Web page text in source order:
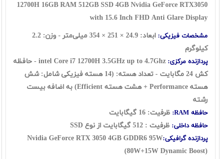
12700H 16GB RAM 512GB SSD 4GB Nvidia GeForce RTX3050
with 15.6 Inch FHD Anti Glare Display
مشخصات فیزیکی:
ابعاد: 24.9 × 251 × 354 میلی‌متر - وزن: 2.2
کیلوگرم
پردازنده مرکزی: intel Core i7 12700H 3.5GHz up to 4.7Ghz - حافظه
کش 24 مگابایت - تعداد هسته: (14 هسته فیزیکی شامل: شش
هسته Performance + هشت هسته Efficient) به اضافه بیست
رشته
حافظه RAM: ظرفیت: 16 گيگابايت
حافظه داخلی: ظرفیت : 512 گیگابایت از نوع SSD
پردازنده گرافیکی: Nvidia GeForce RTX 3050 4GB GDDR6 95W
(80W+15W Dynamic Boost)